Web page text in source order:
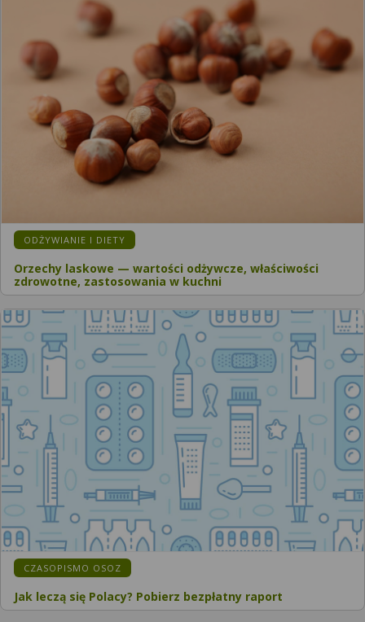
ODŻYWIANIE I DIETY
Orzechy laskowe — wartości odżywcze, właściwości
zdrowotne, zastosowania w kuchni
CZASOPISMO OSOZ
Jak leczą się Polacy? Pobierz bezpłatny raport